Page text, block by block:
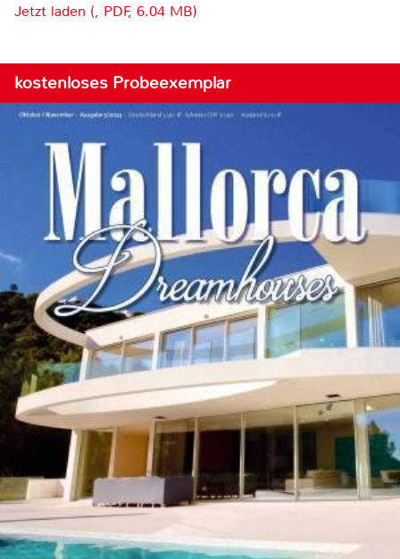
Jetzt laden (, PDF, 6.04 MB)
kostenloses Probeexemplar